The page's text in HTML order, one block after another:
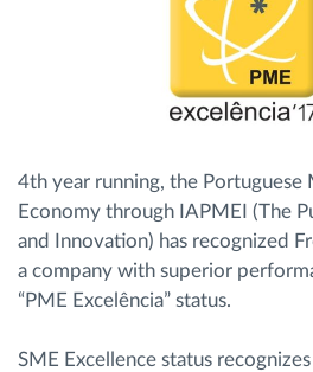
Identification automatique
Découvrez toutes les
Comment nous résolvons
d'activité de flotte
4th year running, the
Economy through IAPMEI (The
and Innovation) has recognized
a company with superior
“PME Excelência” status.
SME Excellence status